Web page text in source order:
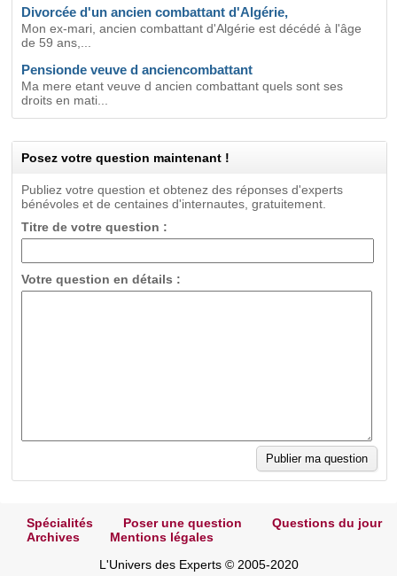
Divorcée d'un ancien combattant d'Algérie,
Mon ex-mari, ancien combattant d'Algérie est décédé à l'âge
de 59 ans,...
Pensionde veuve d anciencombattant
Ma mere etant veuve d ancien combattant quels sont ses
droits en mati...
Posez votre question maintenant !
Publiez votre question et obtenez des réponses d'experts
bénévoles et de centaines d'internautes, gratuitement.
Titre de votre question :
Votre question en détails :
Spécialités Poser une question
Questions du jour
Archives
Mentions légales
L'Univers des Experts © 2005-2020